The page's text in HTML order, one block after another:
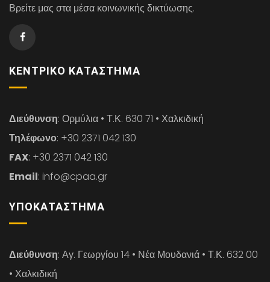
Βρείτε μας στα μέσα κοινωνικής δικτύωσης.
ΚΕΝΤΡΙΚΌ ΚΑΤΆΣΤΗΜΑ
Διεύθυνση: Ορμύλια • Τ.Κ. 630 71 • Χαλκιδική
Τηλέφωνο: +30 2371 042 130
FAX: +30 2371 042 130
Email: info@cpaa.gr
ΥΠΟΚΑΤΆΣΤΗΜΑ
Διεύθυνση: Αγ. Γεωργίου 14 • Νέα Μουδανιά • Τ.Κ. 632 00
• Χαλκιδική